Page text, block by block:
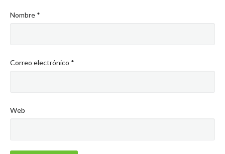
Nombre *
Correo electrónico *
Web